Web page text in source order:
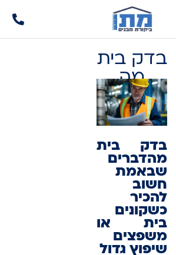
בדק בית
מה
כוללת
הבדיקה
בדק בית
מהדברים
שבאמת
חשוב
להכיר
כשקונים
בית או
משפצים
שיפוץ גדול